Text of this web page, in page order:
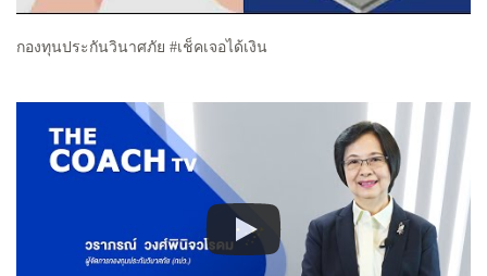
กองทุนประกันวินาศภัย #เช็คเจอได้เงิน